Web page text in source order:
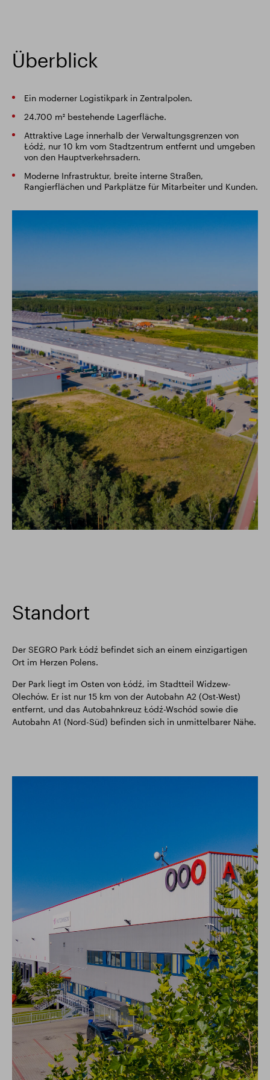
Überblick
Ein moderner Logistikpark in Zentralpolen.
24.700 m² bestehende Lagerfläche.
Attraktive Lage innerhalb der Verwaltungsgrenzen von
Łódź, nur 10 km vom Stadtzentrum entfernt und umgeben
von den Hauptverkehrsadern.
Moderne Infrastruktur, breite interne Straßen,
Rangierflächen und Parkplätze für Mitarbeiter und Kunden.
Standort
Der SEGRO Park Łódź befindet sich an einem einzigartigen
Ort im Herzen Polens.
Der Park liegt im Osten von Łódź, im Stadtteil Widzew-
Olechów. Er ist nur 15 km von der Autobahn A2 (Ost-West)
entfernt, und das Autobahnkreuz Łódź-Wschód sowie die
Autobahn A1 (Nord-Süd) befinden sich in unmittelbarer Nähe.